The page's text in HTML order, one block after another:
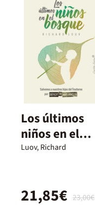
Los últimos
niños en el
bosque
Luov, Richard
23,00€
21,85€